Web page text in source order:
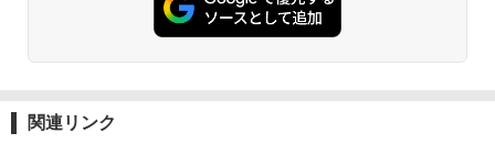
関連リンク